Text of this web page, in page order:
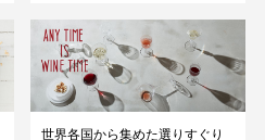
世界各国から集めた選りすぐり